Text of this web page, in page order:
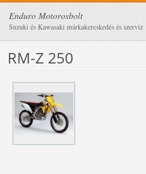
Enduro Motorosbolt
Suzuki és Kawasaki márkakereskedés és szerviz
RM-Z 250